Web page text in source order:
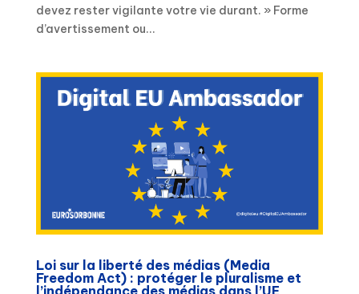
devez rester vigilante votre vie durant. » Forme
d’avertissement ou...
Loi sur la liberté des médias (Media
Freedom Act) : protéger le pluralisme et
l’indépendance des médias dans l’UE